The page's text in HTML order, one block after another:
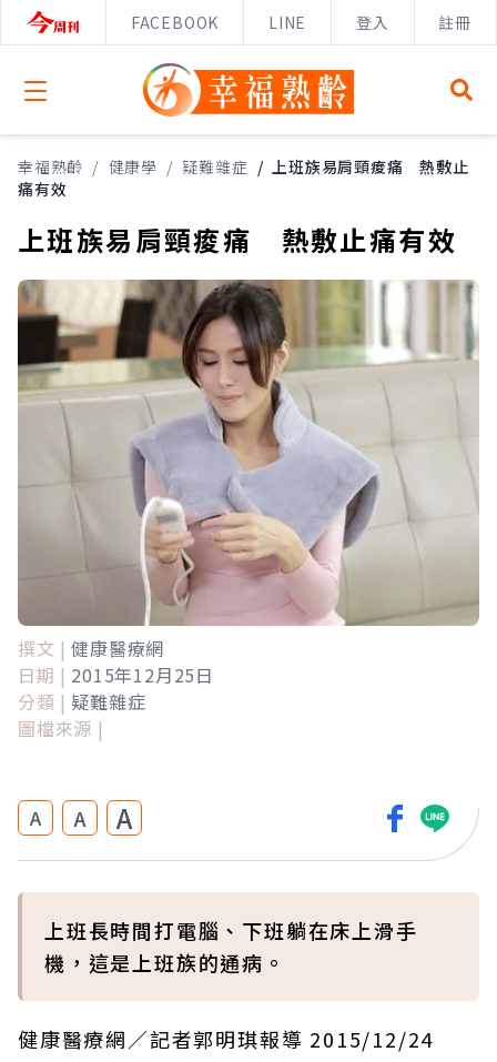
FACEBOOK LINE 登入 註冊
Open menu
幸福熟齡 / 健康學 / 疑難雜症 / 上班族易肩頸痠痛 熱敷止
痛有效
上班族易肩頸痠痛 熱敷止痛有效
撰文 | 健康醫療網
日期 | 2015年12月25日
分類 | 疑難雜症
圖檔來源 |
A A A
上班長時間打電腦、下班躺在床上滑手
機，這是上班族的通病。
健康醫療網／記者郭明琪報導 2015/12/24